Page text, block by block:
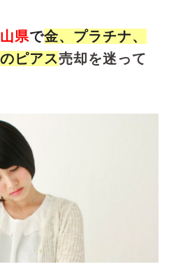
県で金、プラチナ、
ピアス売却を迷って